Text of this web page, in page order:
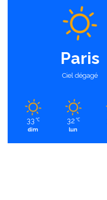
Paris
Ciel dégagé
33 ℃
dim
32 ℃
lun